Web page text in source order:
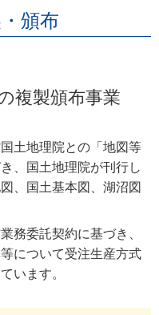
頒布
複製頒布事業
土地理院との「地図等
、国土地理院が刊行し
、国土基本図、湖沼図
務委託契約に基づき、
について受注生産方式
います。